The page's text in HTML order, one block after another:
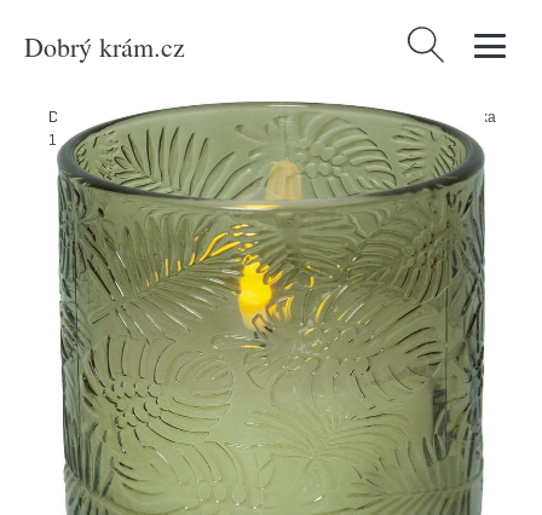
Dobrý krám.cz Vyhledávání
Domů Produkty/Svítidla Dekorativní osvětlení/LED svíčka (výška
12,5 cm) Flamme Leaf – Star Trading